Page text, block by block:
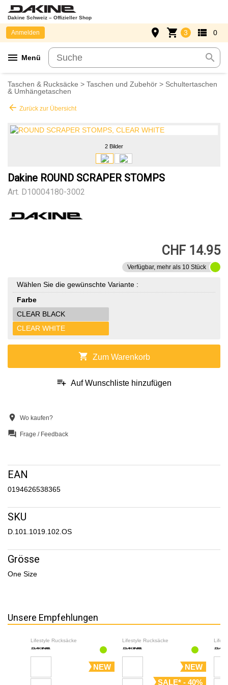
Dakine Schweiz – Offizieller Shop
menu Menü search
Anmelden place shopping_cart 3 view_list 0
Taschen & Rucksäcke > Taschen und Zubehör > Schultertaschen
& Umhängetaschen
arrow_back Zurück zur Übersicht
2 Bilder
Dakine ROUND SCRAPER STOMPS
Art. D10004180-3002
CHF 14.95
Verfügbar, mehr als 10 Stück
Wählen Sie die gewünschte Variante :
Farbe
CLEAR BLACK
CLEAR WHITE
shopping_cart Zum Warenkorb
playlist_add Auf Wunschliste hinzufügen
location_on Wo kaufen?
question_answer Frage / Feedback
EAN
0194626538365
SKU
D.101.1019.102.OS
Grösse
One Size
Unsere Empfehlungen
Lifestyle Rucksäcke
NEW
Lifestyle Rucksäcke
NEW
SALE* - 40%